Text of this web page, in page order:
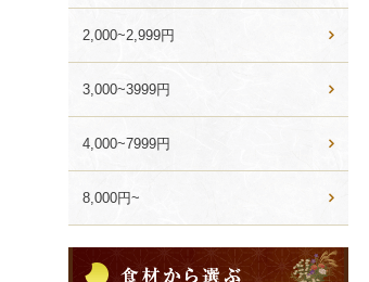
2,000~2,999円
3,000~3999円
4,000~7999円
8,000円~